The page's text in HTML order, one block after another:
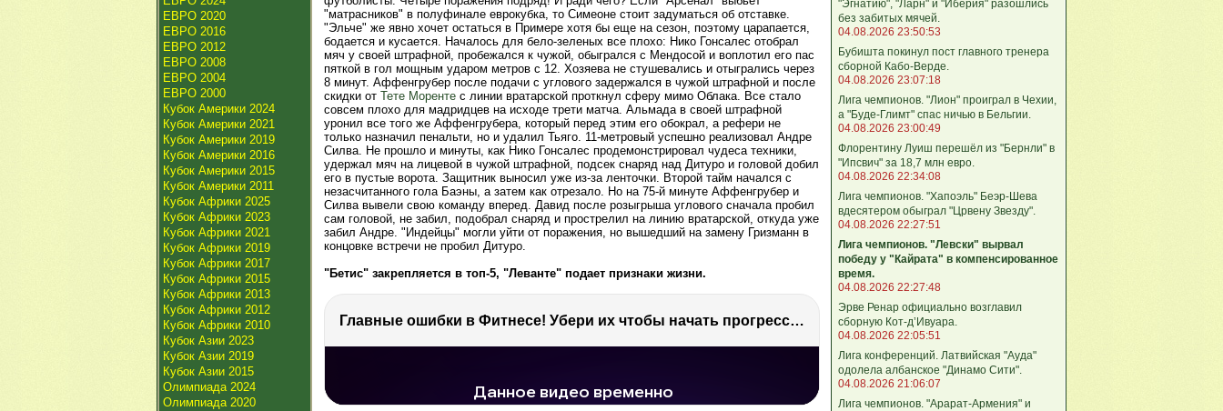
ЕВРО 2020
ЕВРО 2016
ЕВРО 2012
ЕВРО 2008
ЕВРО 2004
ЕВРО 2000
Кубок Америки 2024
Кубок Америки 2021
Кубок Америки 2019
Кубок Америки 2016
Кубок Америки 2015
Кубок Америки 2011
Кубок Африки 2025
Кубок Африки 2023
Кубок Африки 2021
Кубок Африки 2019
Кубок Африки 2017
Кубок Африки 2015
Кубок Африки 2013
Кубок Африки 2012
Кубок Африки 2010
Кубок Азии 2023
Кубок Азии 2019
Кубок Азии 2015
Олимпиада 2024
Олимпиада 2020
"матрасников" в полуфинале еврокубка, то Симеоне стоит задуматься об отставке.
"Эльче" же явно хочет остаться в Примере хотя бы еще на сезон, поэтому царапается,
бодается и кусается. Началось для бело-зеленых все плохо: Нико Гонсалес отобрал
мяч у своей штрафной, пробежался к чужой, обыгрался с Мендосой и воплотил его пас
пяткой в гол мощным ударом метров с 12. Хозяева не стушевались и отыгрались через
8 минут. Аффенгрубер после подачи с углового задержался в чужой штрафной и после
скидки от Тете Морентес линии вратарской проткнул сферу мимо Облака. Все стало
совсем плохо для мадридцев на исходе трети матча. Альмада в своей штрафной
уронил все того же Аффенгрубера, который перед этим его обокрал, а рефери не
только назначил пенальти, но и удалил Тьяго. 11-метровый успешно реализовал Андре
Силва. Не прошло и минуты, как Нико Гонсалес продемонстрировал чудеса техники,
удержал мяч на лицевой в чужой штрафной, подсек снаряд над Дитуро и головой добил
его в пустые ворота. Защитник выносил уже из-за ленточки. Второй тайм начался с
незасчитанного гола Баэны, а затем как отрезало. Но на 75-й минуте Аффенгрубер и
Силва вывели свою команду вперед. Давид после розыгрыша углового сначала пробил
сам головой, не забил, подобрал снаряд и прострелил на линию вратарской, откуда уже
забил Андре. "Индейцы" могли уйти от поражения, но вышедший на замену Гризманн в
концовке встречи не пробил Дитуро.
"Бетис" закрепляется в топ-5, "Леванте" подает признаки жизни.
Главные ошибки в Фитнесе! Убери их чтобы начать прогрессировать!
"Эгнатию", "Ларн" и "Иберия" разошлись
без забитых мячей.
04.08.2026 23:50:53
Бубишта покинул пост главного тренера
сборной Кабо-Верде.
04.08.2026 23:07:18
Лига чемпионов. "Лион" проиграл в Чехии,
а "Буде-Глимт" спас ничью в Бельгии.
04.08.2026 23:00:49
Флорентину Луиш перешёл из "Бернли" в
"Ипсвич" за 18,7 млн евро.
04.08.2026 22:34:08
Лига чемпионов. "Хапоэль" Беэр-Шева
вдесятером обыграл "Црвену Звезду".
04.08.2026 22:27:51
Лига чемпионов. "Левски" вырвал
победу у "Кайрата" в компенсированное
время.
04.08.2026 22:27:48
Эрве Ренар официально возглавил
сборную Кот-д’Ивуара.
04.08.2026 22:05:51
Лига кoнференций. Латвийская "Ауда"
одолела албанское "Динамо Сити".
04.08.2026 21:06:07
Лига чемпионов. "Арарат-Армения" и